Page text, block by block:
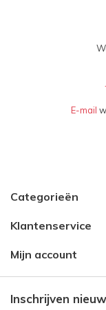
E-mail
Categorieën
Klantenservice
Mijn account
Inschrijven